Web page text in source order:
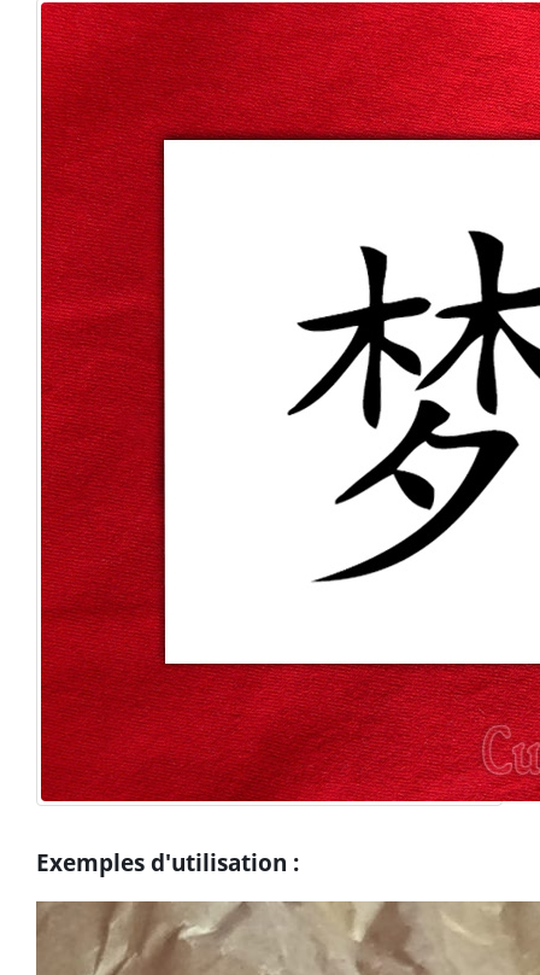
Exemples d'utilisation :